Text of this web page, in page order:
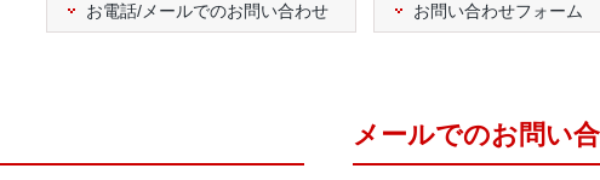
お電話/メールでのお問い合わせ お問い合わせフォーム
メールでのお問い